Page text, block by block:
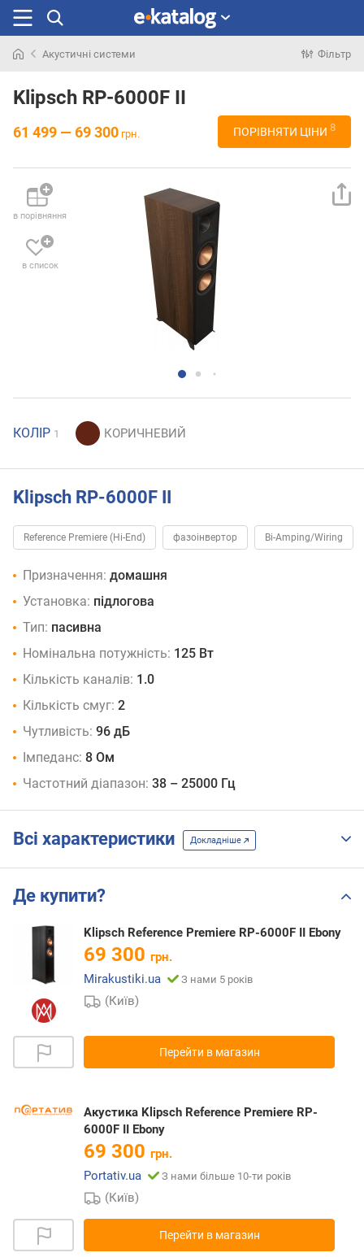
раніше
Акустичні системи Фільтр
Klipsch RP-6000F II
61 499 — 69 300 грн. ПОРІВНЯТИ ЦІНИ 8
в порівняння
в список
КОЛІР 1
Klipsch RP-6000F II
Reference Premiere (Hi-End) фазоінвертор Bi-Amping/Wiring
Призначення: домашня
Установка: підлогова
Тип: пасивна
Номінальна потужність: 125 Вт
Кількість каналів: 1.0
Кількість смуг: 2
Чутливість: 96 дБ
Імпеданс: 8 Ом
Частотний діапазон: 38 – 25000 Гц
Всі характеристики Докладніше
Де купити?
Klipsch Reference Premiere RP-6000F II Ebony
69 300 грн.
Mirakustiki.ua
З нами 5 років
(Київ)
Перейти в магазин
Акустика Klipsch Reference Premiere RP-
6000F II Ebony
69 300 грн.
Portativ.ua
З нами більше 10-ти років
(Київ)
Перейти в магазин